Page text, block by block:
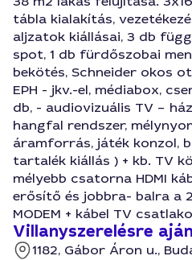
tábla kialakítás,
aljzatok kiállásai, 3 db
spot, 1 db fürdőszobai
bekötés, Schneider okos
EPH - jkv.-el, médiabox,
db, - audiovizuális TV –
hangfal rendszer,
áramforrás, játék konzol,
tartalék kiállás ) + kb. TV
mélyebb csatorna HDMI
erősítő és jobbra- balra a
MODEM + kábel TV
Villanyszerelésre
1182, Gábor Áron u.,